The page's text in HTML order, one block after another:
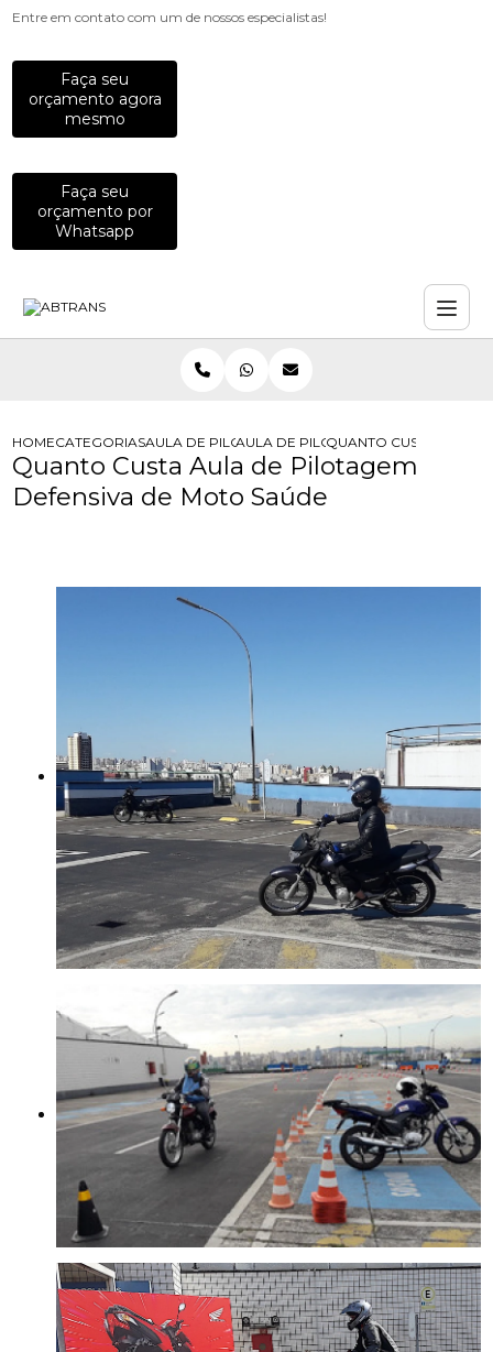
Entre em contato com um de nossos especialistas!
Faça seu
orçamento agora
mesmo
Faça seu
orçamento por
Whatsapp
HOMECATEGORIASAULA DE PILOTAGEMAULA DE PILOTAGEM DEFENSIVA
QUANTO CUSTA AULA
Quanto Custa Aula de Pilotagem
Defensiva de Moto Saúde